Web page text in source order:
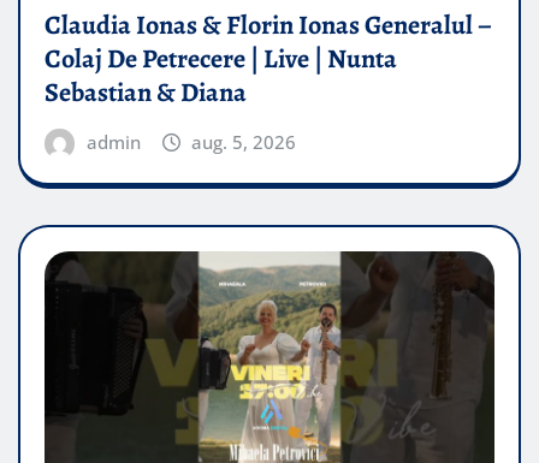
Claudia Ionas & Florin Ionas Generalul –
Colaj De Petrecere | Live | Nunta
Sebastian & Diana
admin aug. 5, 2026